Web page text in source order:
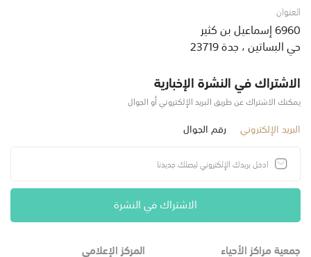
العنوان
6960 إسماعيل بن كثير
حي البساتين ، جدة 23719
الاشتراك في النشرة الإخبارية
يمكنك الاشتراك عن طريق البريد الإلكتروني أو الجوال
البريد الإلكتروني رقم الجوال
الاشتراك في النشرة
جمعية مراكز الأحياء المركز الإعلامي